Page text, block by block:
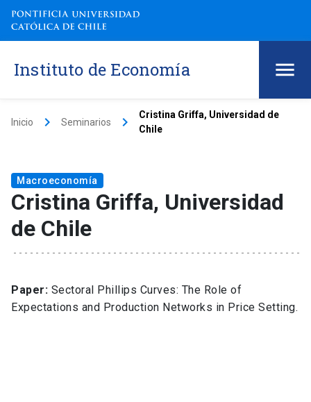
Instituto de Economía
Inicio keyboard_arrow_right Seminarios keyboard_arrow_right
Cristina Griffa, Universidad de
Chile
Macroeconomía
Cristina Griffa, Universidad
de Chile
Paper: Sectoral Phillips Curves: The Role of
Expectations and Production Networks in Price Setting.